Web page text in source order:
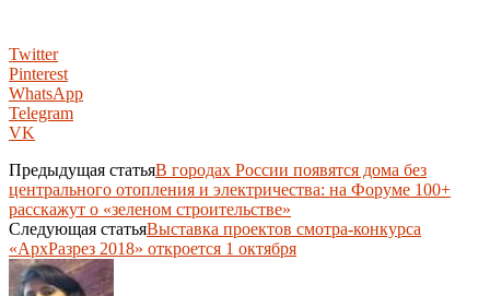
Twitter
Pinterest
WhatsApp
Telegram
VK
Предыдущая статьяВ городах России появятся дома без
центрального отопления и электричества: на Форуме 100+
расскажут о «зеленом строительстве»
Следующая статьяВыставка проектов смотра-конкурса
«АрхРазрез 2018» откроется 1 октября